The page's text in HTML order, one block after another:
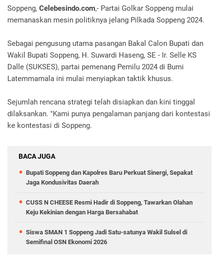
Soppeng, Celebesindo.com,- Partai Golkar Soppeng mulai
memanaskan mesin politiknya jelang Pilkada Soppeng 2024.
Sebagai pengusung utama pasangan Bakal Calon Bupati dan
Wakil Bupati Soppeng, H. Suwardi Haseng, SE - Ir. Selle KS
Dalle (SUKSES), partai pemenang Pemilu 2024 di Bumi
Latemmamala ini mulai menyiapkan taktik khusus.
Sejumlah rencana strategi telah disiapkan dan kini tinggal
dilaksankan. "Kami punya pengalaman panjang dari kontestasi
ke kontestasi di Soppeng.
BACA JUGA
Bupati Soppeng dan Kapolres Baru Perkuat Sinergi, Sepakat
Jaga Kondusivitas Daerah
CUSS N CHEESE Resmi Hadir di Soppeng, Tawarkan Olahan
Keju Kekinian dengan Harga Bersahabat
Siswa SMAN 1 Soppeng Jadi Satu-satunya Wakil Sulsel di
Semifinal OSN Ekonomi 2026